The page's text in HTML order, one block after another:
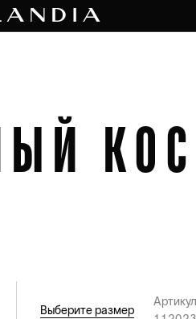
Выберите размер